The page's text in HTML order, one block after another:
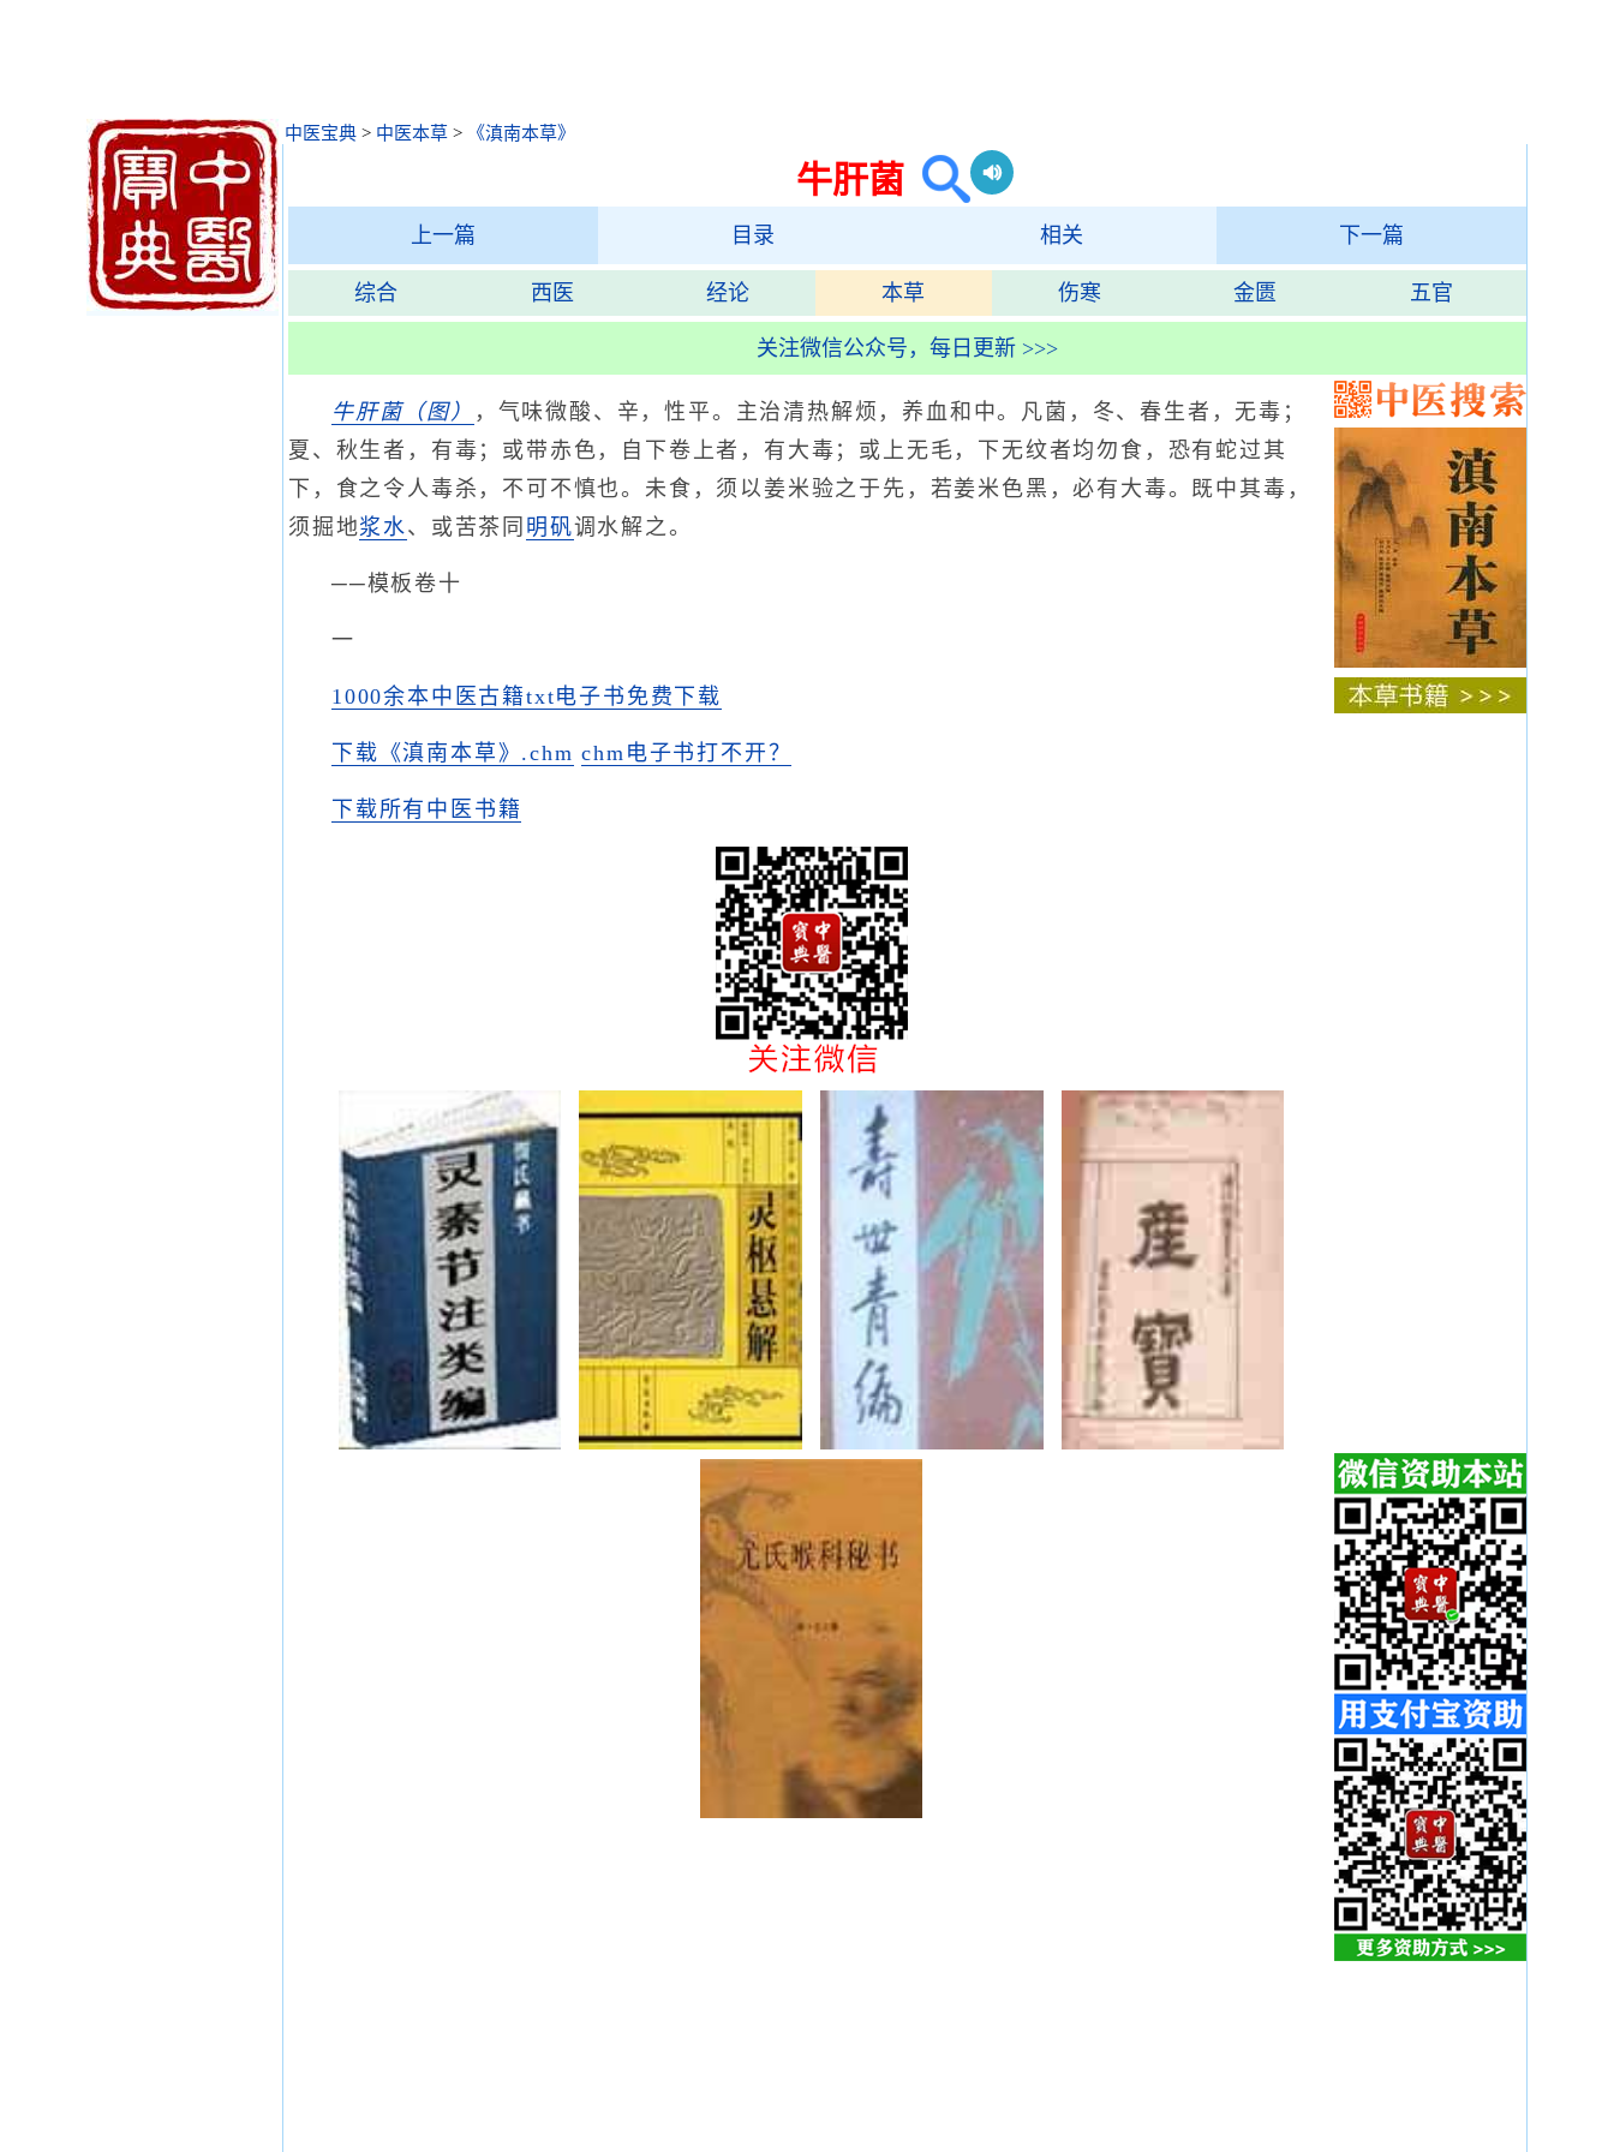
中医宝典 > 中医本草 > 《滇南本草》
牛肝菌
上一篇 目录 相关 下一篇
综合 西医 经论 本草 伤寒 金匮 五官
关注微信公众号，每日更新 >>>
牛肝菌（图）
，气味微酸、辛，性平。主治清热解烦，养血和中。凡菌，冬、春生者，无毒；
夏、秋生者，有毒；或带赤色，自下卷上者，有大毒；或上无毛，下无纹者均勿食，恐有蛇过其
下，食之令人毒杀，不可不慎也。未食，须以姜米验之于先，若姜米色黑，必有大毒。既中其毒，
须掘地浆水、或苦茶同 明矾调水解之。
──模板卷十
一
1000余本中医古籍txt电子书免费下载
下载《滇南本草》.chm chm电子书打不开？
下载所有中医书籍